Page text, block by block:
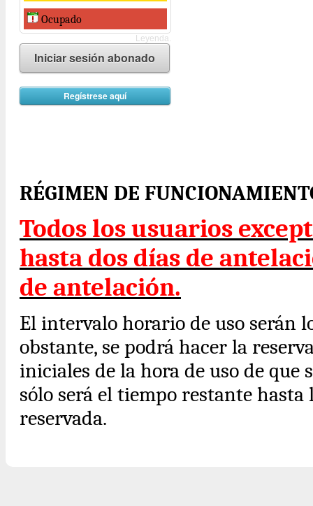
Ocupado
Leyenda.
Iniciar sesión abonado
Regístrese aquí
RÉGIMEN DE
Todos los usuarios
hasta dos días de
de antelación.
El intervalo horario de uso serán
obstante, se podrá hacer la
iniciales de la hora de uso de que
sólo será el tiempo restante
reservada.